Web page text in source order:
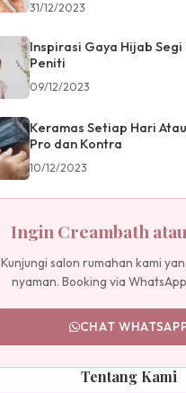
31/12/2023
Inspirasi Gaya Hijab Segi
Peniti
09/12/2023
Keramas Setiap Hari
Pro dan Kontra
10/12/2023
Ingin Creambath
Kunjungi salon rumahan kami
nyaman. Booking via
CHAT
Tentang Kami